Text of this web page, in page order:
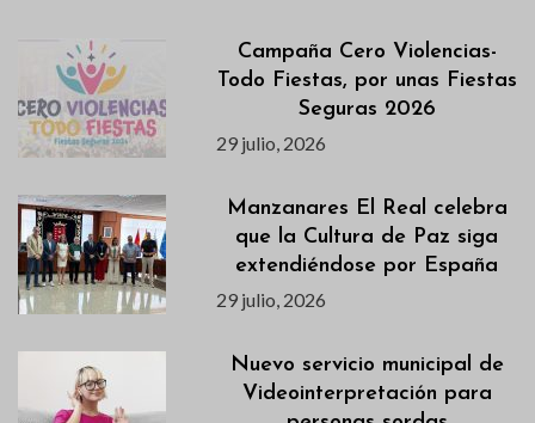
Campaña Cero Violencias-
Todo Fiestas, por unas Fiestas
Seguras 2026
29 julio, 2026
Manzanares El Real celebra
que la Cultura de Paz siga
extendiéndose por España
29 julio, 2026
Nuevo servicio municipal de
Videointerpretación para